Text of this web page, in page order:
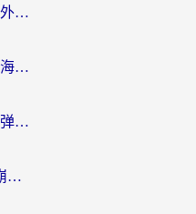
在国外也能玩穿越火线吗？海外玩家国服游戏畅玩终极指南
美国率土之滨加速器哪个好？海外党国服游戏畅玩终极指南（附多游戏解决方案）
海外党必看：怎么在国外打弹弹堂不卡？番茄加速器亲测指南
英国崩坏学园2延迟高到心态崩？海外党国服游戏加速终极指南